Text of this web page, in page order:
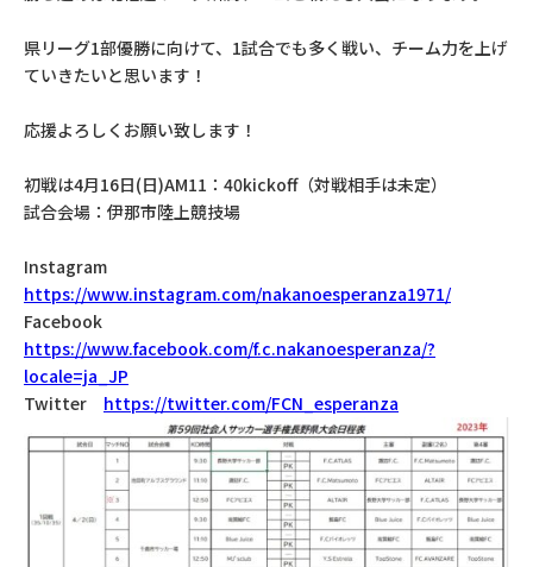
後援会
クラブ情報
県リーグ1部優勝に向けて、1試合でも多く戦い、チーム力を上げ
ていきたいと思います！
応援よろしくお願い致します！
初戦は4月16日(日)AM11：40kickoff（対戦相手は未定）
試合会場：伊那市陸上競技場
Instagram
https://www.instagram.com/nakanoesperanza1971/
Facebook
https://www.facebook.com/f.c.nakanoesperanza/?
locale=ja_JP
Twitter https://twitter.com/FCN_esperanza